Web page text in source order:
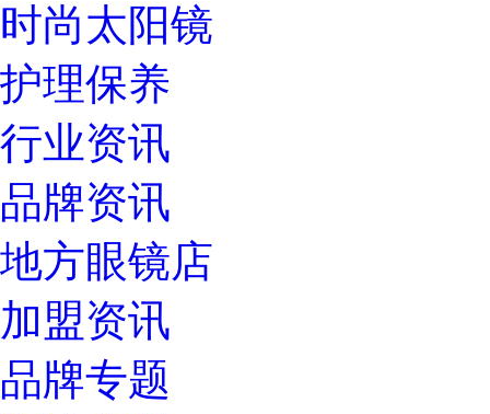
时尚太阳镜
护理保养
行业资讯
品牌资讯
地方眼镜店
加盟资讯
品牌专题